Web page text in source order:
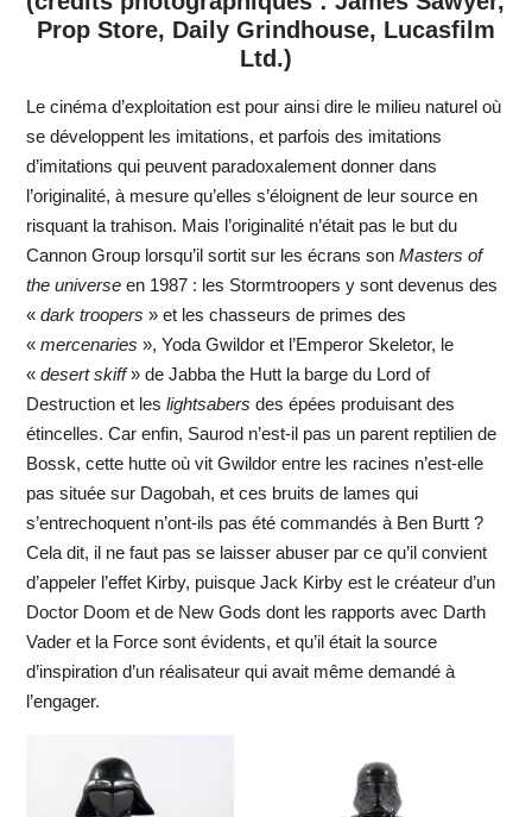
Prop Store, Daily Grindhouse, Lucasfilm
Ltd.)
Le cinéma d’exploitation est pour ainsi dire le milieu naturel où
se développent les imitations, et parfois des imitations
d’imitations qui peuvent paradoxalement donner dans
l’originalité, à mesure qu’elles s’éloignent de leur source en
risquant la trahison. Mais l’originalité n’était pas le but du
Cannon Group lorsqu’il sortit sur les écrans son Masters of
the universeen 1987 : les Stormtroopers y sont devenus des
« dark troopers » et les chasseurs de primes des
« mercenaries », Yoda Gwildor et l’Emperor Skeletor, le
« desert skiff» de Jabba the Hutt la barge du Lord of
Destruction et les lightsabers des épées produisant des
étincelles. Car enfin, Saurod n’est-il pas un parent reptilien de
Bossk, cette hutte où vit Gwildor entre les racines n’est-elle
pas située sur Dagobah, et ces bruits de lames qui
s’entrechoquent n’ont-ils pas été commandés à Ben Burtt ?
Cela dit, il ne faut pas se laisser abuser par ce qu’il convient
d’appeler l’effet Kirby, puisque Jack Kirby est le créateur d’un
Doctor Doom et de New Gods dont les rapports avec Darth
Vader et la Force sont évidents, et qu’il était la source
d’inspiration d’un réalisateur qui avait même demandé à
l’engager.